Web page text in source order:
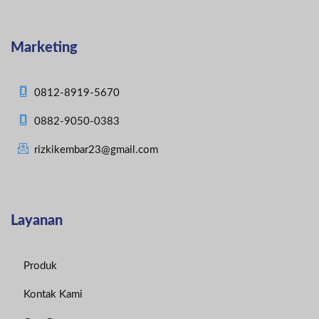
Marketing
0812-8919-5670
0882-9050-0383
rizkikembar23@gmail.com
Layanan
Produk
Kontak Kami